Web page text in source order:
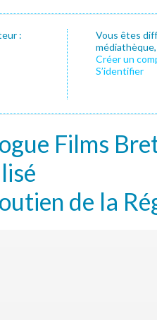
:
Vous êtes
Créer un
S’identifier
Films
de la